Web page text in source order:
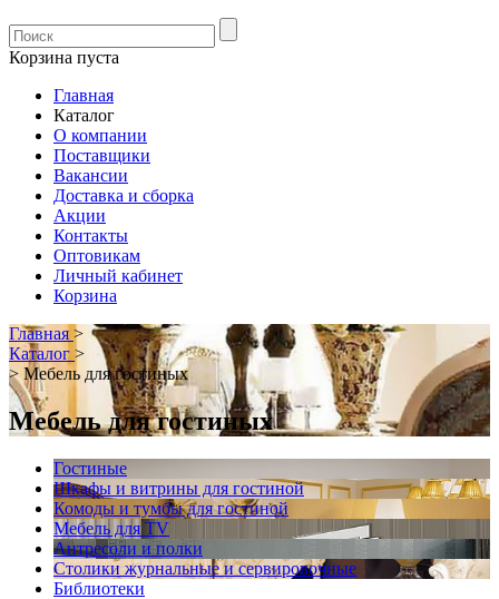
Корзина пуста
Главная
Каталог
О компании
Поставщики
Вакансии
Доставка и сборка
Акции
Контакты
Оптовикам
Личный кабинет
Корзина
Главная >
Каталог >
> Мебель для гостиных
Мебель для гостиных
Гостиные
Шкафы и витрины для гостиной
Комоды и тумбы для гостиной
Мебель для TV
Антресоли и полки
Столики журнальные и сервировочные
Библиотеки